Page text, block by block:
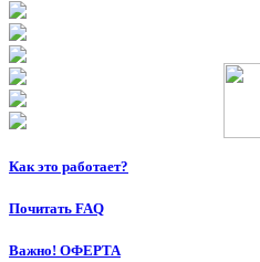
Как это работает?
Почитать FAQ
Важно! ОФЕРТА